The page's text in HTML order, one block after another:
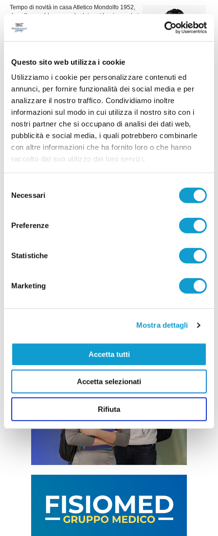
Questo sito web utilizza i cookie
Utilizziamo i cookie per personalizzare contenuti ed
annunci, per fornire funzionalità dei social media e per
analizzare il nostro traffico. Condividiamo inoltre
informazioni sul modo in cui utilizza il nostro sito con i
nostri partner che si occupano di analisi dei dati web,
pubblicità e social media, i quali potrebbero combinarle
con altre informazioni che ha fornito loro o che hanno
raccolto dal suo utilizzo dei loro servizi.
delNecessari
Preferenze
Statistiche
Marketing
Mostra dettagli
Accetta tutti
Accetta selezionati
Rifiuta
Tempo di novità in casa Atletico Mondolfo 1952,
dove l'assemblea annuale dei soci ha rinnovato i
vertici societari in vista della prossima stagione di
Promozione. Dopo undici anni a
26/06/2026
FRONTONE SERRA. Ecco il nuovo
allenatore
Il Frontone Serra ha scelto il nuovo allenatore per
guida della prima squadra a Samuele Gobbi,
tecnico classe 1987 originario di Serra
26/06/2026
Vai all'edizione provinciale